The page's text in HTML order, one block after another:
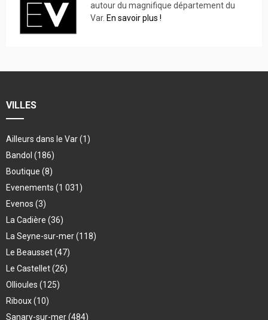
autour du magnifique département du
Var. En savoir plus !
VILLES
Ailleurs dans le Var(1)
Bandol (186)
Boutique (8)
Evenements (1 031)
Evenos (3)
La Cadière (36)
La Seyne-sur-mer(118)
Le Beausset(47)
Le Castellet(26)
Ollioules (125)
Riboux(10)
Sanary-sur-mer(484)